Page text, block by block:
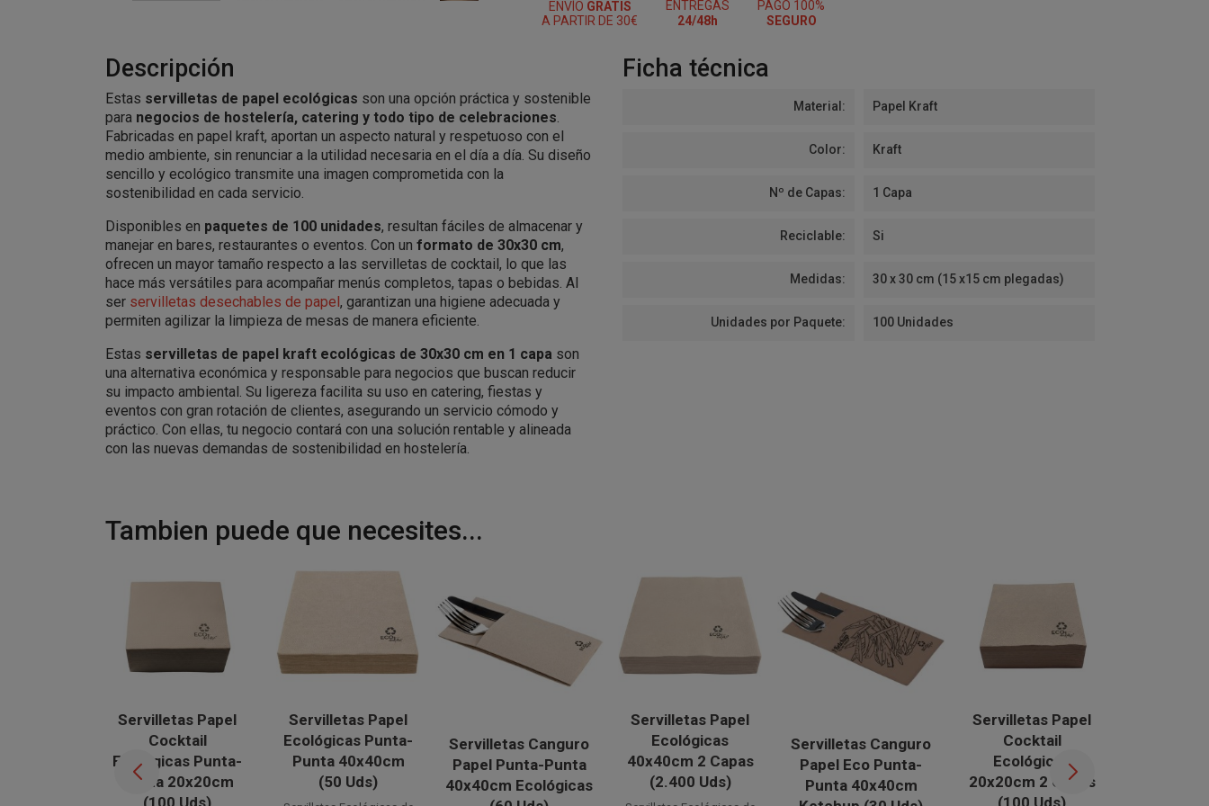
ENVÍO GRATIS
A PARTIR DE 30€
ENTREGAS
24/48h
PAGO 100%
SEGURO
Descripción
Estas servilletas de papel ecológicas son una opción práctica y sostenible
para negocios de hostelería, catering y todo tipo de celebraciones.
Fabricadas en papel kraft, aportan un aspecto natural y respetuoso con el
medio ambiente, sin renunciar a la utilidad necesaria en el día a día. Su diseño
sencillo y ecológico transmite una imagen comprometida con la
sostenibilidad en cada servicio.
Disponibles en paquetes de 100 unidades, resultan fáciles de almacenar y
manejar en bares, restaurantes o eventos. Con un formato de 30x30 cm,
ofrecen un mayor tamaño respecto a las servilletas de cocktail, lo que las
hace más versátiles para acompañar menús completos, tapas o bebidas. Al
ser servilletas desechables de papel, garantizan una higiene adecuada y
permiten agilizar la limpieza de mesas de manera eficiente.
Estas servilletas de papel kraft ecológicas de 30x30 cm en 1 capa son
una alternativa económica y responsable para negocios que buscan reducir
su impacto ambiental. Su ligereza facilita su uso en catering, fiestas y
eventos con gran rotación de clientes, asegurando un servicio cómodo y
práctico. Con ellas, tu negocio contará con una solución rentable y alineada
con las nuevas demandas de sostenibilidad en hostelería.
Ficha técnica
Material: Papel Kraft
Color: Kraft
Nº de Capas: 1 Capa
Reciclable: Si
Medidas: 30 x 30 cm (15 x15 cm plegadas)
Unidades por Paquete: 100 Unidades
Tambien puede que necesites...
Servilletas Papel
Cocktail
Ecológicas Punta-
Punta 20x20cm
Servilletas Papel
Ecológicas Punta-
Punta 40x40cm
(50 Uds)
Servilletas Canguro
Papel Punta-Punta
40x40cm Ecológicas
Servilletas Papel
Ecológicas
40x40cm 2 Capas
(2.400 Uds)
Servilletas Canguro
Papel Eco Punta-
Punta 40x40cm
Servilletas Papel
Cocktail
Ecológicas
20x20cm 2 Capas